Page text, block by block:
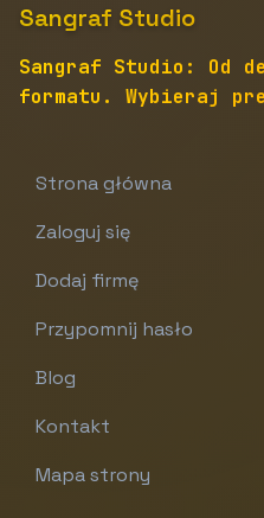
Sangraf Studio
Sangraf Studio: Od
formatu. Wybieraj
Strona główna
Zaloguj się
Dodaj firmę
Przypomnij hasło
Blog
Kontakt
Mapa strony